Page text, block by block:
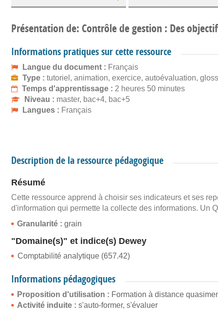
Présentation de: Contrôle de gestion : Des
Informations pratiques sur cette ressource
Langue du document : Français
Type : tutoriel, animation, exercice, autoévaluation,
Temps d'apprentissage : 2 heures 50 minutes
Niveau : master, bac+4, bac+5
Langues : Français
Description de la ressource pédagogique
Résumé
Cette ressource apprend à choisir ses indicateurs et ses
d'information qui permette la collecte des informations. Un
Granularité : grain
"Domaine(s)" et indice(s) Dewey
Comptabilité analytique (657.42)
Informations pédagogiques
Proposition d'utilisation : Formation à distance
Activité induite : s'auto-former, s'évaluer